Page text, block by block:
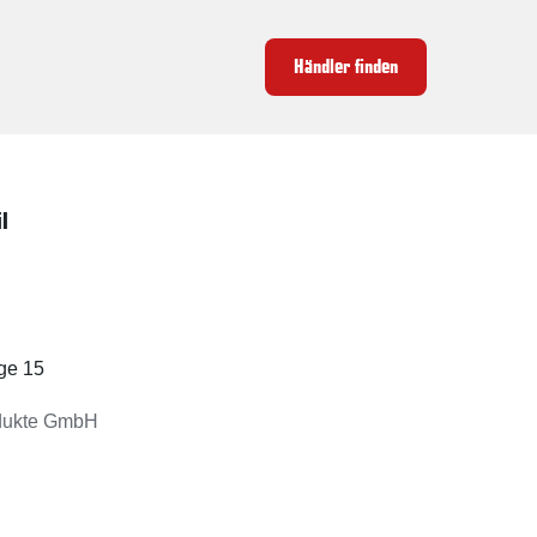
Händler finden
15
GmbH